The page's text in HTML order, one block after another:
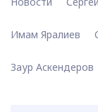
Имам Яралиев
Заур Аскендеров